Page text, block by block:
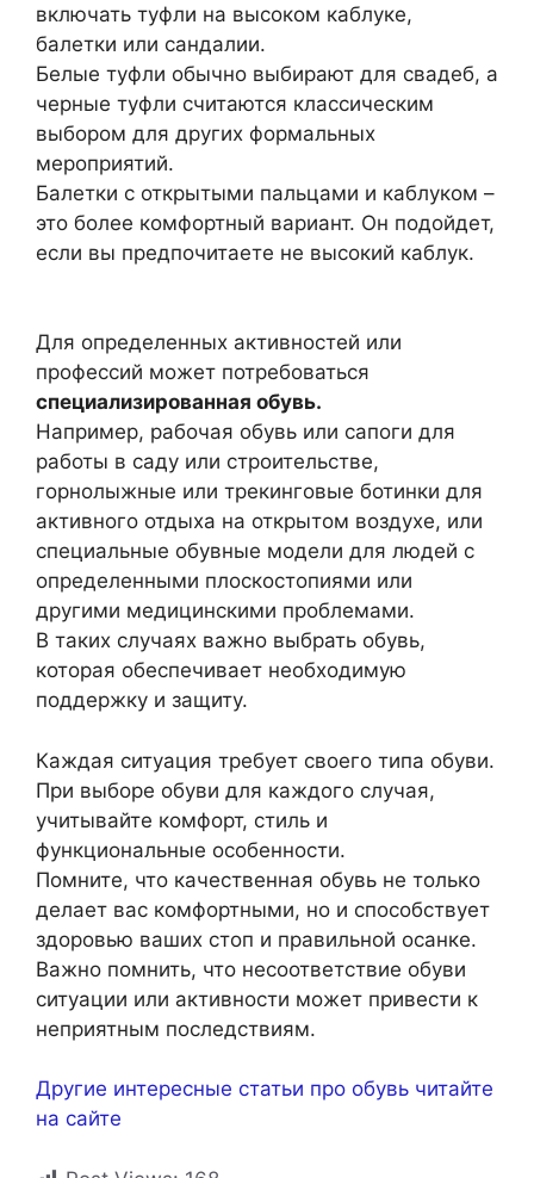
включать туфли на высоком каблуке,
балетки или сандалии.
Белые туфли обычно выбирают для свадеб, а
черные туфли считаются классическим
выбором для других формальных
мероприятий.
Балетки с открытыми пальцами и каблуком –
это более комфортный вариант. Он подойдет,
если вы предпочитаете не высокий каблук.
Для определенных активностей или
профессий может потребоваться
специализированная обувь.
Например, рабочая обувь или сапоги для
работы в саду или строительстве,
горнолыжные или трекинговые ботинки для
активного отдыха на открытом воздухе, или
специальные обувные модели для людей с
определенными плоскостопиями или
другими медицинскими проблемами.
В таких случаях важно выбрать обувь,
которая обеспечивает необходимую
поддержку и защиту.
Каждая ситуация требует своего типа обуви.
При выборе обуви для каждого случая,
учитывайте комфорт, стиль и
функциональные особенности.
Помните, что качественная обувь не только
делает вас комфортными, но и способствует
здоровью ваших стоп и правильной осанке.
Важно помнить, что несоответствие обуви
ситуации или активности может привести к
неприятным последствиям.
Другие интересные статьи про обувь читайте
на сайте